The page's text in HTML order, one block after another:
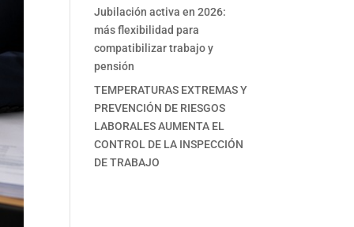
Jubilación activa en 2026:
más flexibilidad para
compatibilizar trabajo y
pensión
TEMPERATURAS EXTREMAS Y
PREVENCIÓN DE RIESGOS
LABORALES AUMENTA EL
CONTROL DE LA INSPECCIÓN
DE TRABAJO